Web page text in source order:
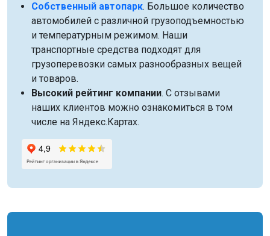
Собственный автопарк. Большое количество
автомобилей с различной грузоподъемностью
и температурным режимом. Наши
транспортные средства подходят для
грузоперевозки самых разнообразных вещей
и товаров.
Высокий рейтинг компании. С отзывами
наших клиентов можно ознакомиться в том
числе на Яндекс.Картах.